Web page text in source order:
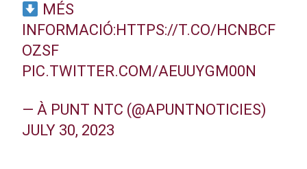
MÉS
INFORMACIÓ: HTTPS://T.CO/HCNBCF
OZSF
PIC.TWITTER.COM/AEUUYGM00N
— À PUNT NTC (@APUNTNOTICIES)
JULY 30, 2023